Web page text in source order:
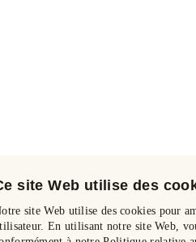
site Web utilise des
site Web utilise des cookies pour
En utilisant notre site Web,